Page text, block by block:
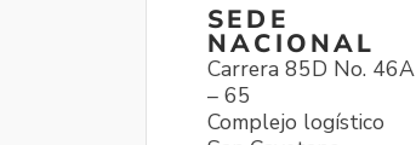
SEDE
NACIONAL
Carrera 85D No. 46A
– 65
Complejo logístico